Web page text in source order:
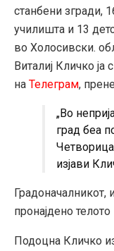
станбени згради,
училишта и 13
во Холосивски.
Виталиј Кличко
на Телеграм,
„Во
град беа
изјави
Градоначалникот,
пронајдено
Подоцна Кличко